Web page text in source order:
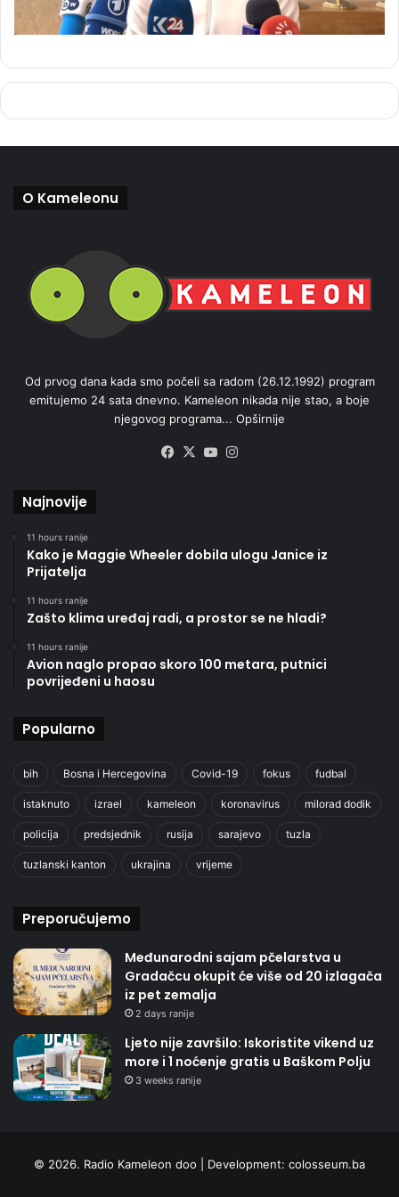
O Kameleonu
Od prvog dana kada smo počeli sa radom (26.12.1992) program
emitujemo 24 sata dnevno. Kameleon nikada nije stao, a boje
njegovog programa... Opširnije
Facebook
X YouTube
Najnovije
11 hours ranije
Kako je Maggie Wheeler dobila ulogu Janice iz
Prijatelja
11 hours ranije
Zašto klima uređaj radi, a prostor se ne hladi?
11 hours ranije
Avion naglo propao skoro 100 metara, putnici
povrijeđeni u haosu
Popularno
bih Bosna i Hercegovina Covid-19 fokus fudbal
istaknuto izrael kameleon koronavirus milorad dodik
policija predsjednik rusija sarajevo tuzla
tuzlanski kanton ukrajina vrijeme
Preporučujemo
Međunarodni sajam pčelarstva u
Gradačcu okupit će više od 20 izlagača
iz pet zemalja
2 days ranije
Ljeto nije završilo: Iskoristite vikend uz
more i 1 noćenje gratis u Baškom Polju
3 weeks ranije
© 2026. Radio Kameleon doo | Development: colosseum.ba